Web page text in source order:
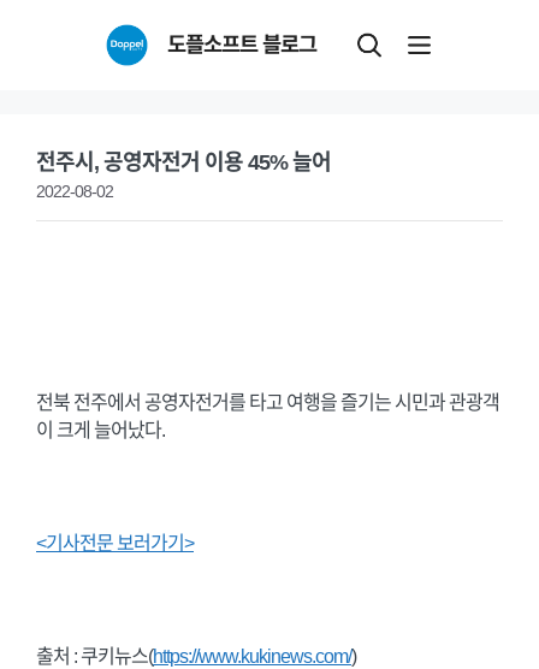
도플소프트 블로그
전주시, 공영자전거 이용 45% 늘어
2022-08-02
전북 전주에서 공영자전거를 타고 여행을 즐기는 시민과 관광객
이 크게 늘어났다.
<기사전문 보러가기>
출처 : 쿠키뉴스(https://www.kukinews.com/)